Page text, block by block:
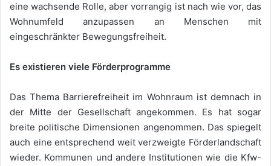
eine wachsende Rolle, aber vorrangig ist nach wie vor, das
Wohnumfeld anzupassen an Menschen mit
eingeschränkter Bewegungsfreiheit.
Es existieren viele Förderprogramme
Das Thema Barrierefreiheit im Wohnraum ist demnach in
der Mitte der Gesellschaft angekommen. Es hat sogar
breite politische Dimensionen angenommen. Das spiegelt
auch eine entsprechend weit verzweigte Förderlandschaft
wieder. Kommunen und andere Institutionen wie die Kfw-